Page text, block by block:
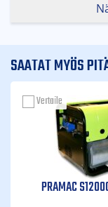
Pistokkeet
Polttoaine
SAATAT MYÖS
PRAMAC
Vertaile